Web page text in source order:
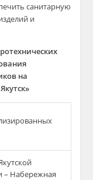
санитарную
и
на
– Набережная